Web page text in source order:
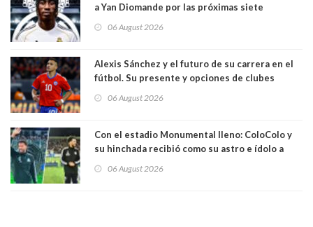
a Yan Diomande por las próximas siete
06 August 2026
Alexis Sánchez y el futuro de su carrera en el
fútbol. Su presente y opciones de clubes
06 August 2026
Con el estadio Monumental lleno: ColoColo y
su hinchada recibió como su astro e ídolo a
06 August 2026